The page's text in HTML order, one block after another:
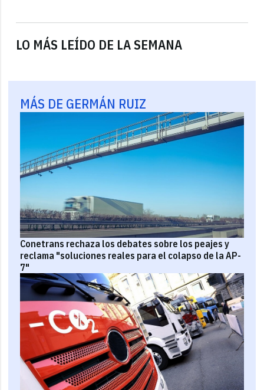
LO MÁS LEÍDO DE LA SEMANA
MÁS DE GERMÁN RUIZ
Conetrans rechaza los debates sobre los peajes y
reclama "soluciones reales para el colapso de la AP-
7"